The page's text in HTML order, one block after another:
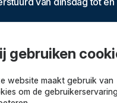
gebruiken
website maakt gebruik van
om de